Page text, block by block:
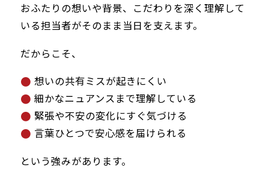
おふたりの想いや背景、こだわりを深く理解して
いる担当者がそのまま当日を支えます。
だからこそ、
想いの共有ミスが起きにくい
細かなニュアンスまで理解している
緊張や不安の変化にすぐ気づける
言葉ひとつで安心感を届けられる
という強みがあります。